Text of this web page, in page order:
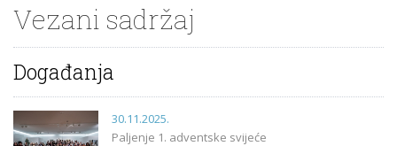
Vezani sadržaj
Događanja
30.11.2025.
Paljenje 1. adventske svijeće